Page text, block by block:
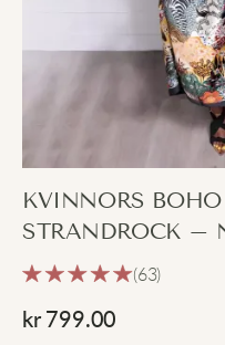
KVINNORS
STRANDROCK –
(63)
kr 799.00